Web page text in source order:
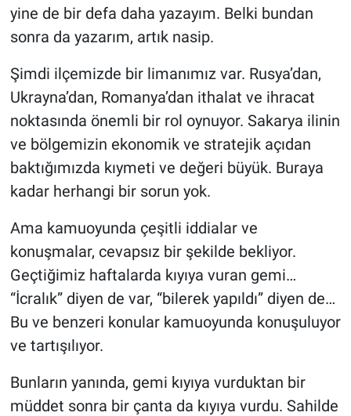
yine de bir defa daha yazayım. Belki bundan
sonra da yazarım, artık nasip.
Şimdi ilçemizde bir limanımız var. Rusya’dan,
Ukrayna’dan, Romanya’dan ithalat ve ihracat
noktasında önemli bir rol oynuyor. Sakarya ilinin
ve bölgemizin ekonomik ve stratejik açıdan
baktığımızda kıymeti ve değeri büyük. Buraya
kadar herhangi bir sorun yok.
Ama kamuoyunda çeşitli iddialar ve
konuşmalar, cevapsız bir şekilde bekliyor.
Geçtiğimiz haftalarda kıyıya vuran gemi…
“İcralık” diyen de var, “bilerek yapıldı” diyen de…
Bu ve benzeri konular kamuoyunda konuşuluyor
ve tartışılıyor.
Bunların yanında, gemi kıyıya vurduktan bir
müddet sonra bir çanta da kıyıya vurdu. Sahilde